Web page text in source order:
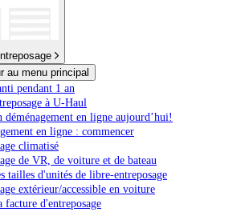
au menu principal
pendant 1 an
à U-Haul
déménagement en ligne aujourd’hui!
en ligne : commencer
climatisé
de VR, de voiture et de bateau
tailles d'unités de libre-entreposage
extérieur/accessible en voiture
facture d'entreposage